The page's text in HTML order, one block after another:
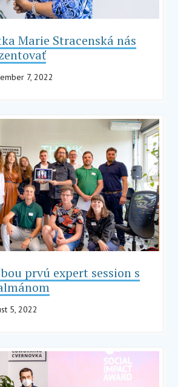
Marie Stracenská nás
7, 2022
prvú expert session s
5, 2022